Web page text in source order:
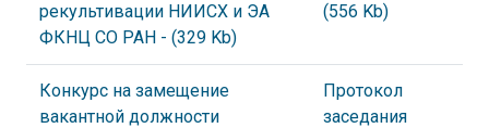
рекультивации НИИСХ и ЭА
ФКНЦ СО РАН - (329 Kb)
(556 Kb)
Конкурс на замещение
вакантной должности
Протокол
заседания